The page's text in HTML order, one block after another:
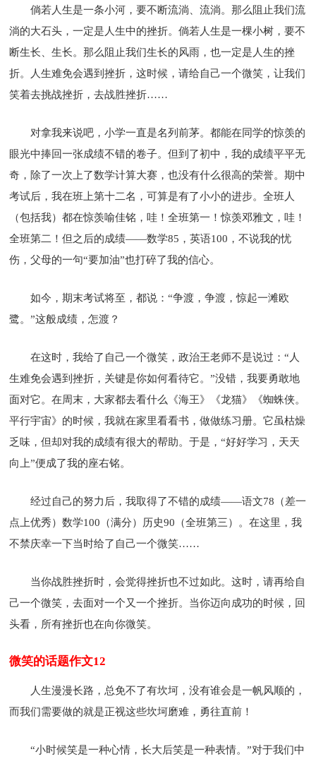
倘若人生是一条小河，要不断流淌、流淌。那么阻止我们流
淌的大石头，一定是人生中的挫折。倘若人生是一棵小树，要不
断生长、生长。那么阻止我们生长的风雨，也一定是人生的挫
折。人生难免会遇到挫折，这时候，请给自己一个微笑，让我们
笑着去挑战挫折，去战胜挫折……
对拿我来说吧，小学一直是名列前茅。都能在同学的惊羡的
眼光中捧回一张成绩不错的卷子。但到了初中，我的成绩平平无
奇，除了一次上了数学计算大赛，也没有什么很高的荣誉。期中
考试后，我在班上第十二名，可算是有了小小的进步。全班人
（包括我）都在惊羡喻佳铭，哇！全班第一！惊羡邓雅文，哇！
全班第二！但之后的成绩——数学85，英语100，不说我的忧
伤，父母的一句“要加油”也打碎了我的信心。
如今，期末考试将至，都说：“争渡，争渡，惊起一滩欧
鹭。”这般成绩，怎渡？
在这时，我给了自己一个微笑，政治王老师不是说过：“人
生难免会遇到挫折，关键是你如何看待它。”没错，我要勇敢地
面对它。在周末，大家都去看什么《海王》《龙猫》《蜘蛛侠。
平行宇宙》的时候，我就在家里看看书，做做练习册。它虽枯燥
乏味，但却对我的成绩有很大的帮助。于是，“好好学习，天天
向上”便成了我的座右铭。
经过自己的努力后，我取得了不错的成绩——语文78（差一
点上优秀）数学100（满分）历史90（全班第三）。在这里，我
不禁庆幸一下当时给了自己一个微笑……
当你战胜挫折时，会觉得挫折也不过如此。这时，请再给自
己一个微笑，去面对一个又一个挫折。当你迈向成功的时候，回
头看，所有挫折也在向你微笑。
微笑的话题作文12
人生漫漫长路，总免不了有坎坷，没有谁会是一帆风顺的，
而我们需要做的就是正视这些坎坷磨难，勇往直前！
“小时候笑是一种心情，长大后笑是一种表情。”对于我们中